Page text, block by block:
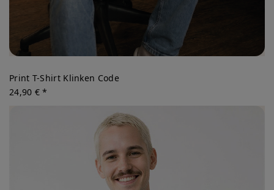
Print T-Shirt Klinken Code
24,90 € *